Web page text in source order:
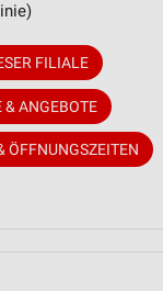
FILIALE
& ANGEBOTE
ÖFFNUNGSZEITEN